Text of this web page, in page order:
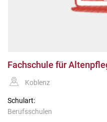
Fachschule für
Koblenz
Schulart:
Berufsschulen